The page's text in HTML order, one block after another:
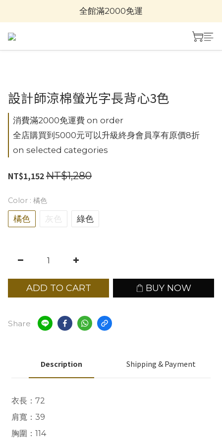
全館滿2000免運
設計師涼棉螢光字長背心3色
消費滿2000免運費 on order
全店購買到5000元可以升級終身會員享有原價8折
on selected categories
NT$1,152NT$1,280
Color : 橘色
橘色 灰色 綠色
ADD TO CART BUY NOW
Share
Description Shipping & Payment
衣長 ：72
肩寬：39
胸圍：114